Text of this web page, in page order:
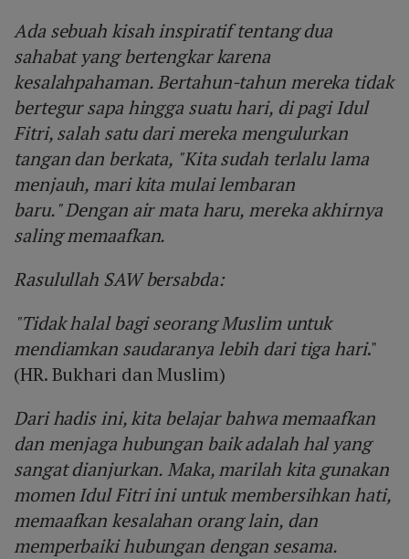
Ada sebuah kisah inspiratif tentang dua
sahabat yang bertengkar karena
kesalahpahaman. Bertahun-tahun mereka tidak
bertegur sapa hingga suatu hari, di pagi Idul
Fitri, salah satu dari mereka mengulurkan
tangan dan berkata, "Kita sudah terlalu lama
menjauh, mari kita mulai lembaran
baru." Dengan air mata haru, mereka akhirnya
saling memaafkan.
Rasulullah SAW bersabda:
"Tidak halal bagi seorang Muslim untuk
mendiamkan saudaranya lebih dari tiga hari."
(HR. Bukhari dan Muslim)
Dari hadis ini, kita belajar bahwa memaafkan
dan menjaga hubungan baik adalah hal yang
sangat dianjurkan. Maka, marilah kita gunakan
momen Idul Fitri ini untuk membersihkan hati,
memaafkan kesalahan orang lain, dan
memperbaiki hubungan dengan sesama.